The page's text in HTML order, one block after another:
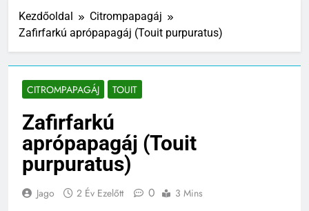
Kezdőoldal
Citrompapagáj
Zafirfarkú aprópapagáj (Touit purpuratus)
CITROMPAPAGÁJ TOUIT
Zafirfarkú
aprópapagáj (Touit
purpuratus)
Jago 2 Év Ezelőtt 0 3 Mins